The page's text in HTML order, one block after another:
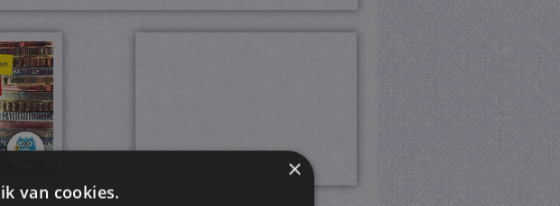
×
van cookies.